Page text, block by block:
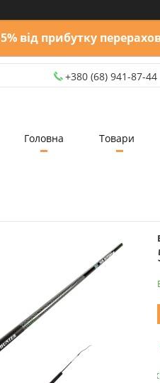
5% від прибутку
+380 (68) 941-87-44
Головна Товари